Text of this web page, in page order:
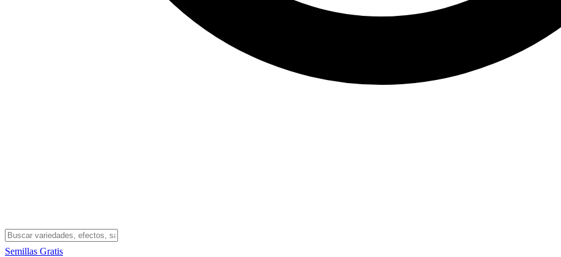
Semillas Gratis